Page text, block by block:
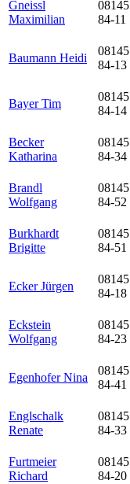
Gneissl
Maximilian
08145
84-11
Baumann Heidi
08145
84-13
Bayer Tim
08145
84-14
Becker
Katharina
08145
84-34
Brandl
Wolfgang
08145
84-52
Burkhardt
Brigitte
08145
84-51
Ecker Jürgen
08145
84-18
Eckstein
Wolfgang
08145
84-23
Egenhofer Nina
08145
84-41
Englschalk
Renate
08145
84-33
Furtmeier
Richard
08145
84-20